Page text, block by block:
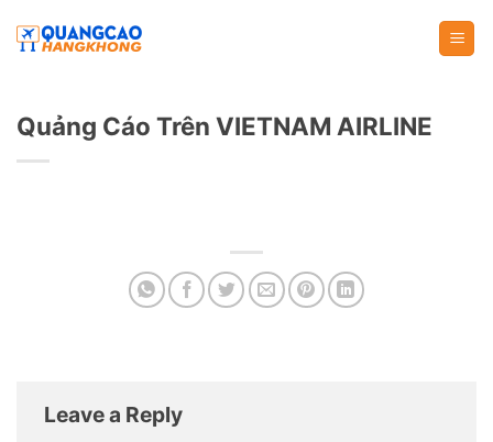
Quảng Cáo Trên VIETNAM AIRLINE
Leave a Reply